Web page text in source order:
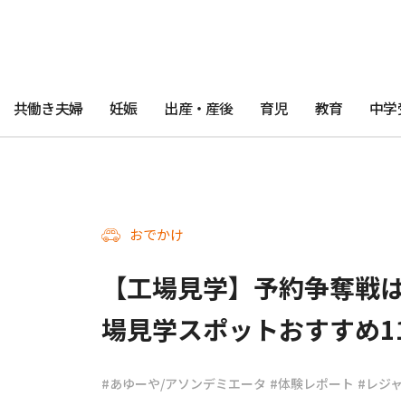
共働き夫婦 妊娠 出産・産後 育児 教育 中
おでかけ
【工場見学】予約争奪
場見学スポットおすすめ
#あゆーや/アソンデミエータ #体験レポート #レジ